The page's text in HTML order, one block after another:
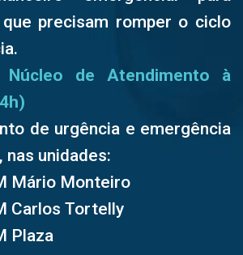
precisam romper o ciclo
Núcleo de Atendimento à
de urgência e emergência
nas unidades:
Mário Monteiro
Carlos Tortelly
Plaza